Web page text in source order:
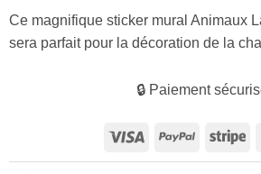
initial
était :
24,90 €.
est :
19,90 €.
Ce magnifique sticker mural Animaux
sera parfait pour la décoration de la
🔒 Paiement
Visa PayPal